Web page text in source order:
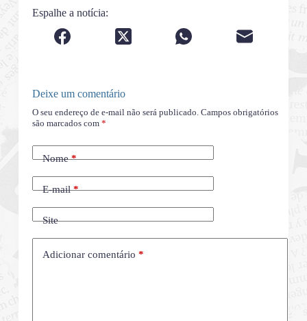
Espalhe a notícia:
Deixe um comentário
O seu endereço de e-mail não será publicado. Campos obrigatórios
são marcados com *
Nome*
E-mail*
Site
Adicionar comentário *